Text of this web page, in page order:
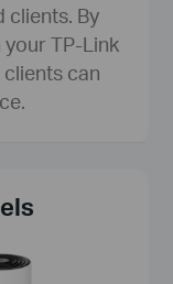
clients. By
TP-Link
can